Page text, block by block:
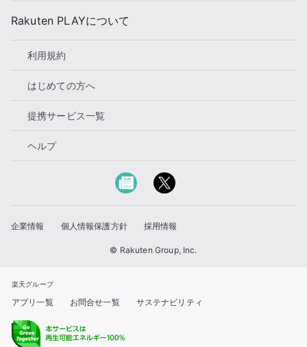
Rakuten PLAYについて
利用規約
はじめての方へ
提携サービス一覧
ヘルプ
企業情報 個人情報保護方針 採用情報
© Rakuten Group, Inc.
楽天グループ
アプリ一覧 お問合せ一覧 サステナビリティ